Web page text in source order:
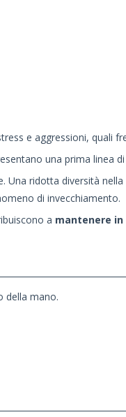
e aggressioni, quali
una prima linea
Una ridotta diversità
di invecchiamento.
a mantenere
della mano.